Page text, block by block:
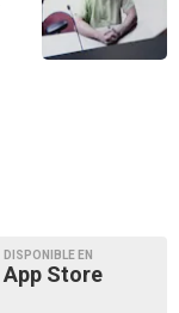
DISPONIBLE EN
App Store